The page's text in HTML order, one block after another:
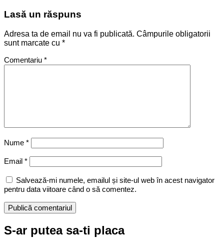
Lasă un răspuns
Adresa ta de email nu va fi publicată. Câmpurile obligatorii
sunt marcate cu *
Comentariu *
Nume *
Email *
Salvează-mi numele, emailul și site-ul web în acest navigator
pentru data viitoare când o să comentez.
S-ar putea sa-ti placa